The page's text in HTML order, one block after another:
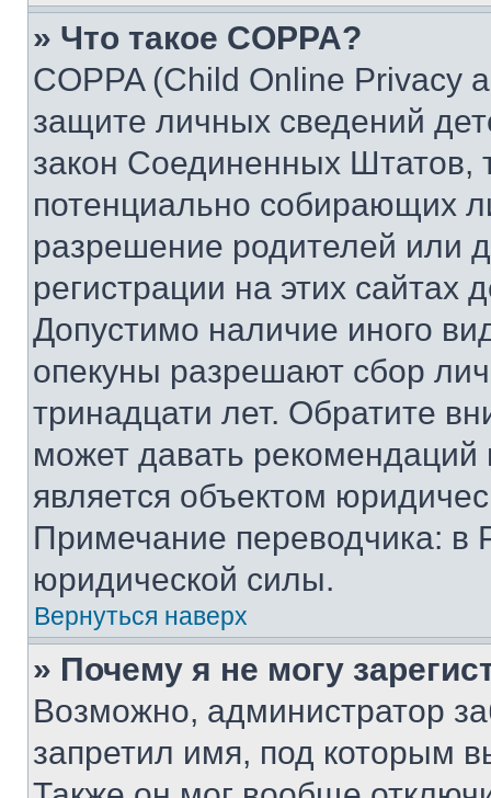
» Что такое COPPA?
COPPA (Child Online Privacy
защите личных сведений
закон Соединенных Штатов,
потенциально собирающих
разрешение родителей или
регистрации на этих сайтах
Допустимо наличие иного
опекуны разрешают сбор
тринадцати лет. Обратите
может давать
является объектом
Примечание переводчика: в
юридической силы.
Вернуться наверх
» Почему я не могу
Возможно, администратор
запретил имя, под которым